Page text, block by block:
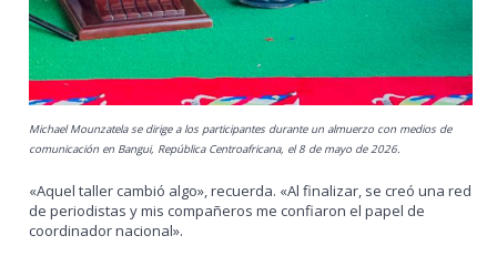
Michael Mounzatela se dirige a los participantes durante un almuerzo con medios de
comunicación en Bangui, República Centroafricana, el 8 de mayo de 2026.
«Aquel taller cambió algo», recuerda. «Al finalizar, se creó una red
de periodistas y mis compañeros me confiaron el papel de
coordinador nacional».